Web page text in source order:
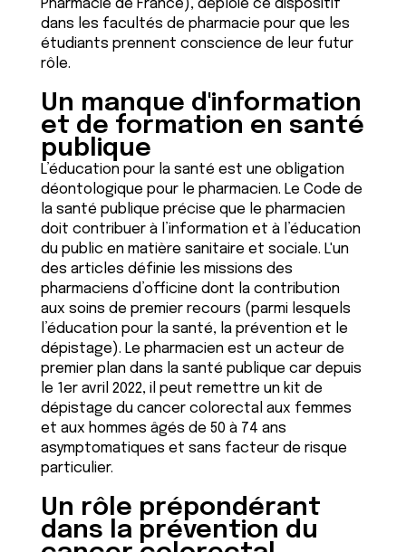
Pharmacie de France), déploie ce dispositif
dans les facultés de pharmacie pour que les
étudiants prennent conscience de leur futur
rôle.
Un manque d'information
et de formation en santé
publique
L’éducation pour la santé est une obligation
déontologique pour le pharmacien. Le Code de
la santé publique précise que le pharmacien
doit contribuer à l’information et à l’éducation
du public en matière sanitaire et sociale. L'un
des articles définie les missions des
pharmaciens d’officine dont la contribution
aux soins de premier recours (parmi lesquels
l’éducation pour la santé, la prévention et le
dépistage). Le pharmacien est un acteur de
premier plan dans la santé publique car depuis
le 1er avril 2022, il peut remettre un kit de
dépistage du cancer colorectal aux femmes
et aux hommes âgés de 50 à 74 ans
asymptomatiques et sans facteur de risque
particulier.
Un rôle prépondérant
dans la prévention du